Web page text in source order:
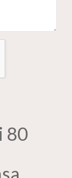
80